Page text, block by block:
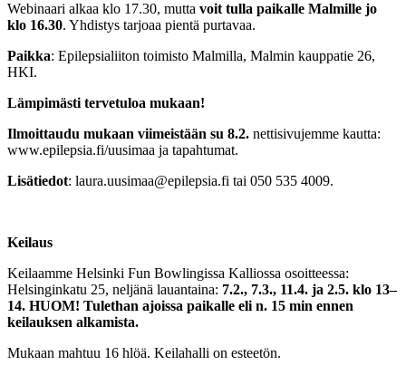
Webinaari alkaa klo 17.30, mutta voit tulla paikalle Malmille jo
klo 16.30. Yhdistys tarjoaa pientä purtavaa.
Paikka: Epilepsialiiton toimisto Malmilla, Malmin kauppatie 26,
HKI.
Lämpimästi tervetuloa mukaan!
Ilmoittaudu mukaan viimeistään su 8.2. nettisivujemme kautta:
www.epilepsia.fi/uusimaa ja tapahtumat.
Lisätiedot: laura.uusimaa@epilepsia.fi tai 050 535 4009.
Keilaus
Keilaamme Helsinki Fun Bowlingissa Kalliossa osoitteessa:
Helsinginkatu 25, neljänä lauantaina: 7.2., 7.3., 11.4. ja 2.5. klo 13–
14. HUOM! Tulethan ajoissa paikalle eli n. 15 min ennen
keilauksen alkamista.
Mukaan mahtuu 16 hlöä. Keilahalli on esteetön.